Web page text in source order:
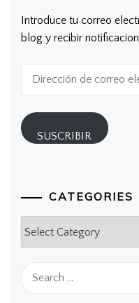
Introduce tu correo
blog y recibir
electrónico
SUSCRIBIR
CATEGORIES
for: